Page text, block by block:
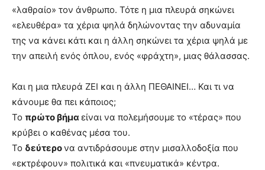
«λαθραίο» τον άνθρωπο. Τότε η μια πλευρά σηκώνει
«ελευθέρα» τα χέρια ψηλά δηλώνοντας την αδυναμία
της να κάνει κάτι και η άλλη σηκώνει τα χέρια ψηλά με
την απειλή ενός όπλου, ενός «φράχτη», μιας θάλασσας.
Και η μια πλευρά ΖΕΙ και η άλλη ΠΕΘΑΙΝΕΙ… Και τι να
κάνουμε θα πει κάποιος;
Το πρώτο βήμα είναι να πολεμήσουμε το «τέρας» που
κρύβει ο καθένας μέσα του.
Το δεύτερονα αντιδράσουμε στην μισαλλοδοξία που
«εκτρέφουν» πολιτικά και «πνευματικά» κέντρα.